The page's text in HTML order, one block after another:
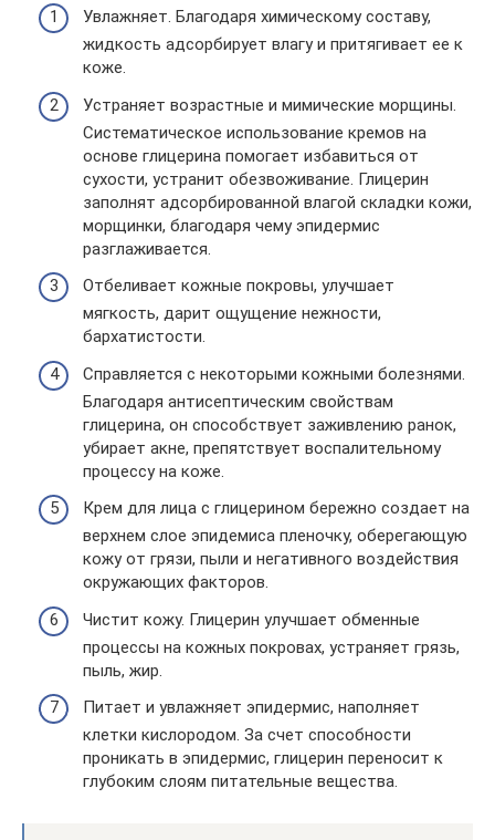
Увлажняет. Благодаря химическому составу,
жидкость адсорбирует влагу и притягивает ее к
коже.
Устраняет возрастные и мимические морщины.
Систематическое использование кремов на
основе глицерина помогает избавиться от
сухости, устранит обезвоживание. Глицерин
заполнят адсорбированной влагой складки кожи,
морщинки, благодаря чему эпидермис
разглаживается.
Отбеливает кожные покровы, улучшает
мягкость, дарит ощущение нежности,
бархатистости.
Справляется с некоторыми кожными болезнями.
Благодаря антисептическим свойствам
глицерина, он способствует заживлению ранок,
убирает акне, препятствует воспалительному
процессу на коже.
Крем для лица с глицерином бережно создает на
верхнем слое эпидемиса пленочку, оберегающую
кожу от грязи, пыли и негативного воздействия
окружающих факторов.
Чистит кожу. Глицерин улучшает обменные
процессы на кожных покровах, устраняет грязь,
пыль, жир.
Питает и увлажняет эпидермис, наполняет
клетки кислородом. За счет способности
проникать в эпидермис, глицерин переносит к
глубоким слоям питательные вещества.